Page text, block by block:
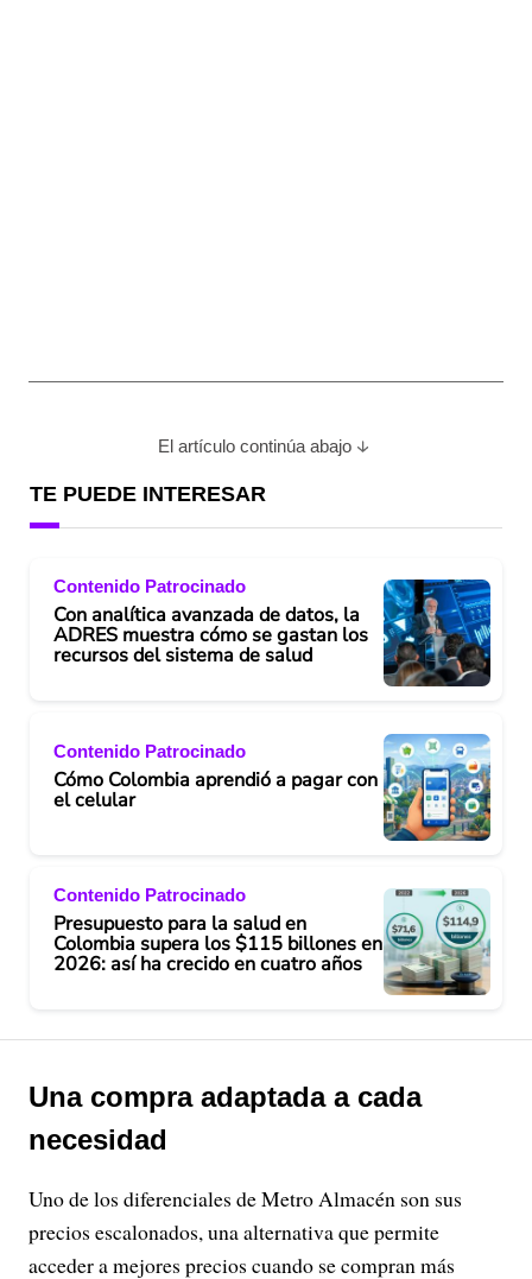
El artículo continúa abajo
TE PUEDE INTERESAR
Contenido Patrocinado
Con analítica avanzada de datos, la
ADRES muestra cómo se gastan los
recursos del sistema de salud
Contenido Patrocinado
Cómo Colombia aprendió a pagar con
el celular
Contenido Patrocinado
Presupuesto para la salud en
Colombia supera los $115 billones en
2026: así ha crecido en cuatro años
Una compra adaptada a cada
necesidad
Uno de los diferenciales de Metro Almacén son sus
precios escalonados, una alternativa que permite
acceder a mejores precios cuando se compran más